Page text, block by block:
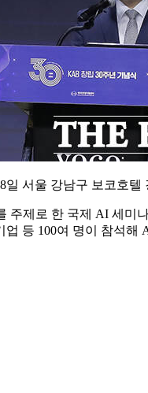
서울 강남구 보코호
제로 한 국제 AI 세
등 100여 명이 참석